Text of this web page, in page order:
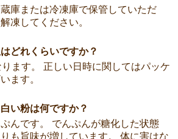
庫または冷凍庫で保管していただ
凍してください。
どれくらいですか？
ます。 正しい日時に関してはパッケ
ます。
い粉は何ですか？
んです。 でんぷんが糖化した状態
も旨味が増しています。 体に害はな